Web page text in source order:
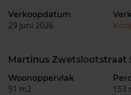
Verkoopdatum
29 juni 2026
Martinus Zwetslootstraat
Woonoppervlak
91 m2 153